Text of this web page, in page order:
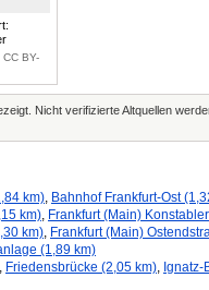
CC BY-
Nicht verifizierte Altquellen
km), Bahnhof Frankfurt-Ost
km), Frankfurt (Main)
km), Frankfurt (Main)
(1,89 km)
, Friedensbrücke (2,05 km),